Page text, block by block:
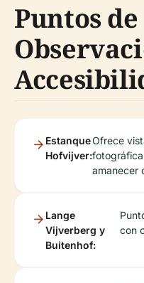
Puntos de
Estanque
Hofvijver:
Ofrece
amanecer
Lange
Vijverberg y
Buitenhof:
con